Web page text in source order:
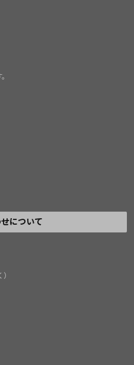
について